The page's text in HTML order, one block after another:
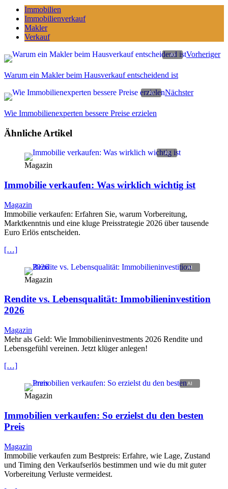
Immobilien
Immobilienverkauf
Makler
Verkauf
Vorheriger
Warum ein Makler beim Hausverkauf entscheidend ist
Nächster
Wie Immobilienexperten bessere Preise erzielen
Ähnliche Artikel
Magazin
Immobilie verkaufen: Was wirklich wichtig ist
Magazin
Immobilie verkaufen: Erfahren Sie, warum Vorbereitung,
Marktkenntnis und eine kluge Preisstrategie 2026 über tausende
Euro Erlös entscheiden.
[…]
Magazin
Rendite vs. Lebensqualität: Immobilieninvestition
2026
Magazin
Mehr als Geld: Wie Immobilieninvestments 2026 Rendite und
Lebensgefühl vereinen. Jetzt klüger anlegen!
[…]
Magazin
Immobilien verkaufen: So erzielst du den besten
Preis
Magazin
Immobilie verkaufen zum Bestpreis: Erfahre, wie Lage, Zustand
und Timing den Verkaufserlös bestimmen und wie du mit guter
Vorbereitung Verluste vermeidest.